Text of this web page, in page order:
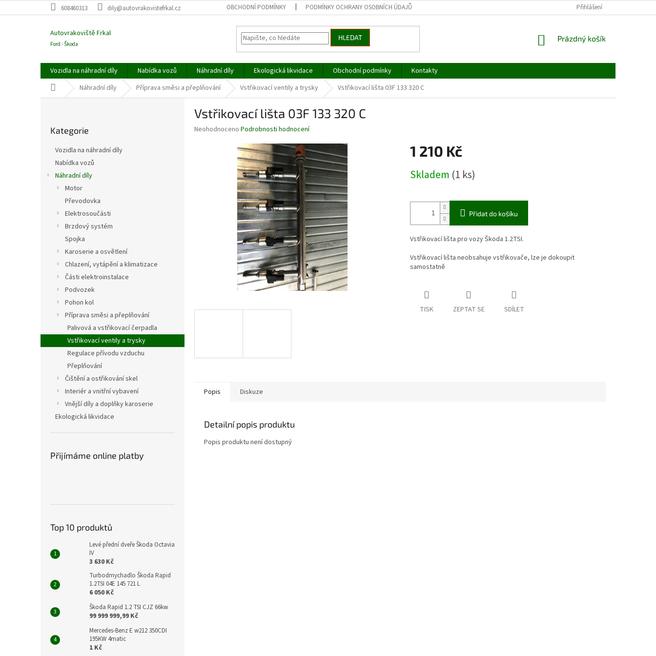
na
608460313 dily@autovrakovistefrkal.cz OBCHODNÍ PODMÍNKY PODMÍNKY OCHRANY OSOBNÍCH ÚDAJŮ Přihlášení
Autovrakoviště Frkal
Ford - Škoda
HLEDAT
NÁKUPNÍ
Prázdný košík
Vozidla na náhradní díly Nabídka vozů Náhradní díly Ekologická likvidace Obchodní podmínky
Kontakty
Domů Náhradní díly Příprava směsi a přeplňování Vstřikovací ventily a trysky Vstřikovací lišta 03F 133 320 C
kategorie
Kategorie
Vozidla na náhradní díly
Nabídka vozů
Náhradní díly
Motor
Převodovka
Elektrosoučásti
Brzdový systém
Spojka
Karoserie a osvětlení
Chlazení, vytápění a klimatizace
Části elektroinstalace
Podvozek
Pohon kol
Příprava směsi a přeplňování
Palivová a vstřikovací čerpadla
Vstřikovací ventily a trysky
Regulace přívodu vzduchu
Přeplňování
Čištění a ostřikování skel
Interiér a vnitřní vybavení
Vnější díly a doplňky karoserie
Ekologická likvidace
Přijímáme online platby
Top 10 produktů
Levé přední dveře Škoda Octavia
IV
3 630 Kč
Turbodmychadlo Škoda Rapid
1.2TSI 04E 145 721 L
6 050 Kč
Škoda Rapid 1.2 TSI CJZ 66kw
99 999 999,99 Kč
Mercedes-Benz E w212 350CDI
195KW 4matic
1 Kč
Vstřikovací lišta 03F 133 320 C
Průměrné
Neohodnoceno Podrobnosti hodnocení
1 210 Kč
cena:
Skladem (1 ks)
Přidat do košíku
Vstřikovací lišta pro vozy Škoda 1.2TSI.
Vstřikovací lišta neobsahuje vstřikovače, lze je dokoupit
samostatně
TISK ZEPTAT SE SDÍLET
Popis Diskuze
Detailní popis produktu
Popis produktu není dostupný